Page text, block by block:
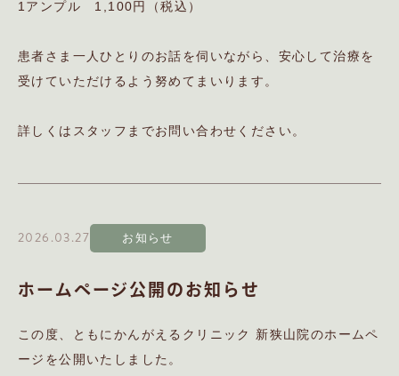
1アンプル 1,100円（税込）
患者さま一人ひとりのお話を伺いながら、安心して治療を
受けていただけるよう努めてまいります。
詳しくはスタッフまでお問い合わせください。
2026.03.27 お知らせ
ホームぺージ公開のお知らせ
この度、ともにかんがえるクリニック 新狭山院のホームペ
ージを公開いたしました。